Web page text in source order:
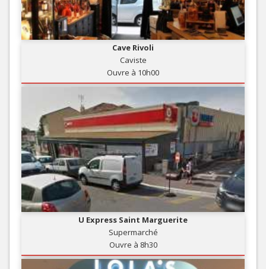
Cave Rivoli
Caviste
Ouvre à 10h00
U Express Saint Marguerite
Supermarché
Ouvre à 8h30